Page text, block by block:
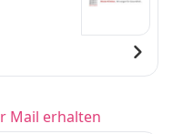
Mail erhalten